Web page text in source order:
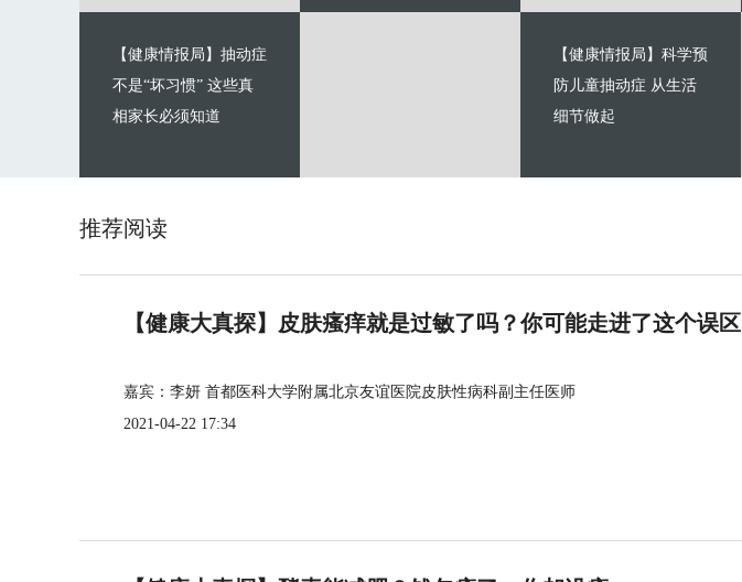
【健康情报局】抽动症
不是“坏习惯” 这些真
相家长必须知道
【健康情报局】科学预
防儿童抽动症 从生活
细节做起
推荐阅读
【健康大真探】皮肤瘙痒就是过敏了吗？你可能走进了这个误区
嘉宾：李妍 首都医科大学附属北京友谊医院皮肤性病科副主任医师
2021-04-22 17:34